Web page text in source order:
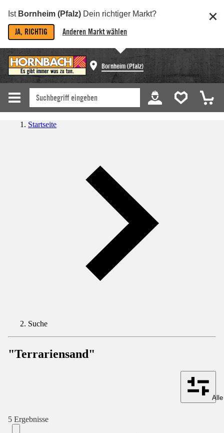
Ist Bornheim (Pfalz) Dein richtiger Markt?
JA, RICHTIG Anderen Markt wählen
Bornheim (Pfalz)
Startseite
Suche
"Terrariensand"
5 Ergebnisse